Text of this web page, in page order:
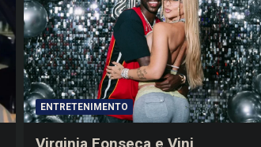
ENTRETENIMENTO
Virginia Fonseca e Vini